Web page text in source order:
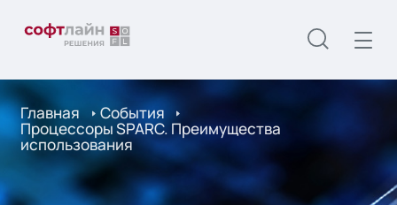
Главная События
Процессоры SPARC. Преимущества
использования